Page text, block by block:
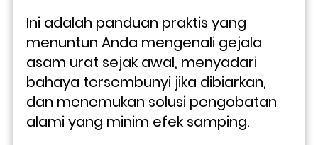
Ini adalah panduan praktis yang
menuntun Anda mengenali gejala
asam urat sejak awal, menyadari
bahaya tersembunyi jika dibiarkan,
dan menemukan solusi pengobatan
alami yang minim efek samping.